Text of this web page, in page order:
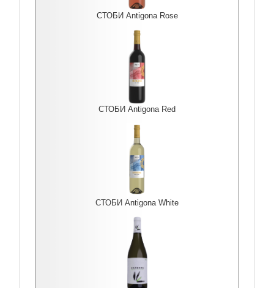
СТОБИ Antigona Rоse
СТОБИ Antigona Red
СТОБИ Antigona White